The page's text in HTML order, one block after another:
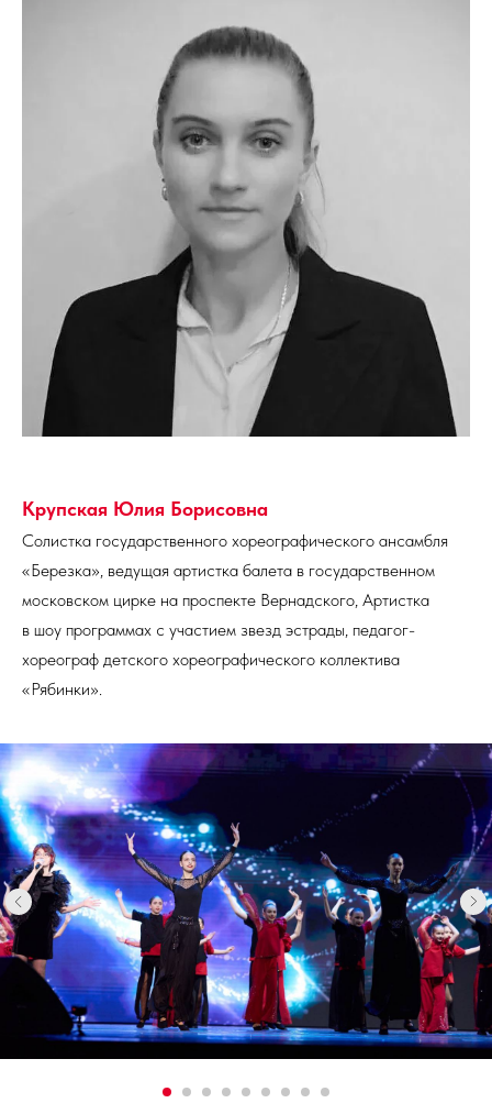
Крупская Юлия Борисовна
Солистка государственного хореографического ансамбля
«Березка», ведущая артистка балета в государственном
московском цирке на проспекте Вернадского, Артистка
в шоу программах с участием звезд эстрады, педагог-
хореограф детского хореографического коллектива
«Рябинки».